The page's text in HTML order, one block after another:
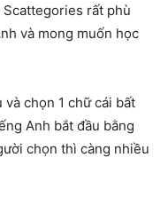
rất phù
và mong muốn học
chọn 1 chữ cái bất
Anh bắt đầu bằng
chọn thì càng nhiều